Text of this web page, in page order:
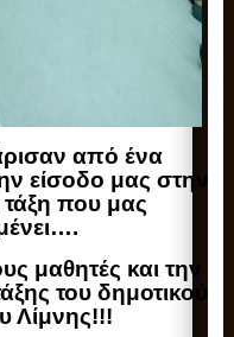
από ένα
είσοδο μας στην
τάξη που μας
μαθητές και την
του δημοτικού
Λίμνης!!!